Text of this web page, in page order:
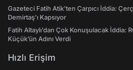
Gazeteci Fatih Atik'ten Çarpıcı İddia:
Demirtaş'ı Kapsıyor
Fatih Altaylı’dan Çok Konuşulacak İddia:
Küçük’ün Adını Verdi
Hızlı Erişim